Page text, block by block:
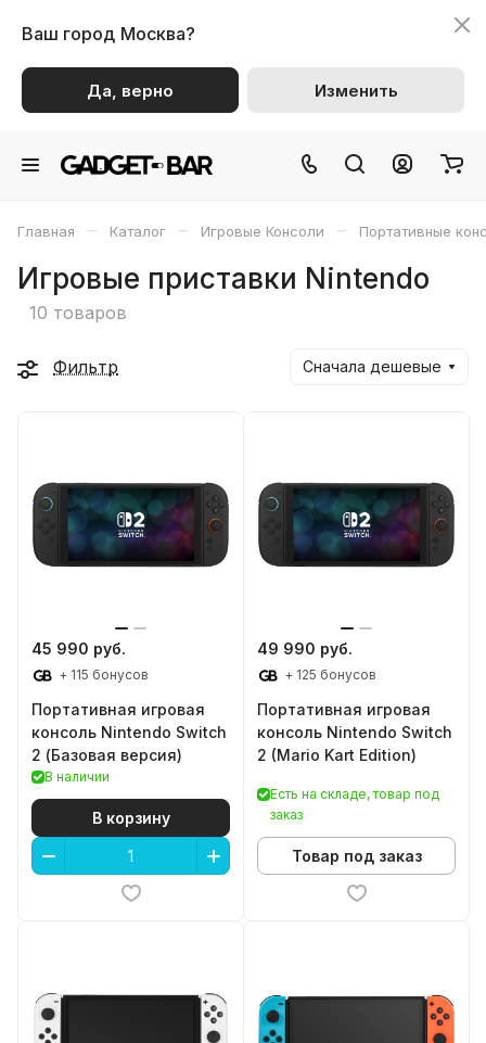
Ваш город Москва?
Да, верно Изменить
Главная – Каталог – Игровые Консоли – Портативные
Игровые приставки Nintendo
10 товаров
Фильтр Сначала дешевые
45 990 руб.
+ 115 бонусов
Портативная игровая
консоль Nintendo Switch
2 (Базовая версия)
В наличии
В корзину
49 990 руб.
+ 125 бонусов
Портативная игровая
консоль Nintendo Switch
2 (Mario Kart Edition)
Есть на складе, товар под
заказ
Товар под заказ